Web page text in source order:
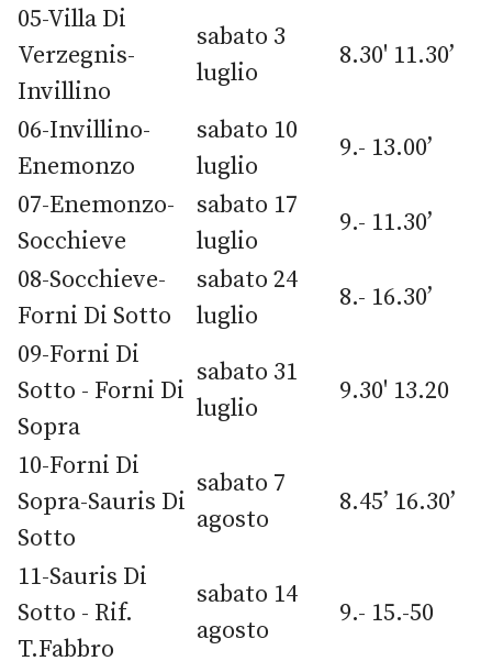
05-Villa Di
Verzegnis-
Invillino
sabato 3
luglio
8.30' 11.30’
06-Invillino-
Enemonzo
sabato 10
luglio
9.- 13.00’
07-Enemonzo-
Socchieve
sabato 17
luglio
9.- 11.30’
08-Socchieve-
Forni Di Sotto
sabato 24
luglio
8.- 16.30’
09-Forni Di
Sotto - Forni Di
Sopra
sabato 31
luglio
9.30' 13.20
10-Forni Di
Sopra-Sauris Di
Sotto
sabato 7
agosto
8.45’ 16.30’
11-Sauris Di
Sotto - Rif.
T.Fabbro
sabato 14
agosto
9.- 15.-50